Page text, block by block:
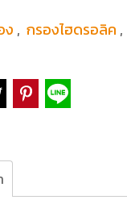
ง , กรองไฮดรอลิค ,